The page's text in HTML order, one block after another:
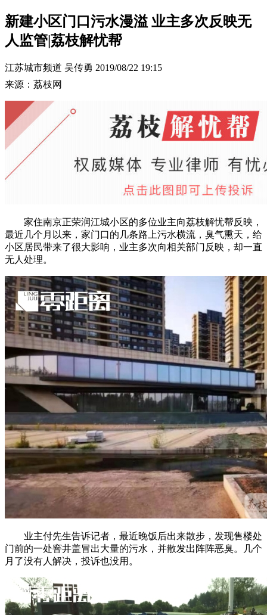
新建小区门口污水漫溢 业主多次反映无
人监管|荔枝解忧帮
江苏城市频道 吴传勇 2019/08/22 19:15
来源：荔枝网
家住南京正荣润江城小区的多位业主向荔枝解忧帮反映，
最近几个月以来，家门口的几条路上污水横流，臭气熏天，给
小区居民带来了很大影响，业主多次向相关部门反映，却一直
无人处理。
业主付先生告诉记者，最近晚饭后出来散步，发现售楼处
门前的一处窨井盖冒出大量的污水，并散发出阵阵恶臭。几个
月了没有人解决，投诉也没用。